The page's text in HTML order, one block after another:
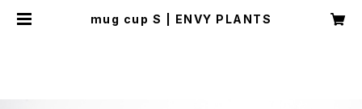
mug cup S | ENVY PLANTS